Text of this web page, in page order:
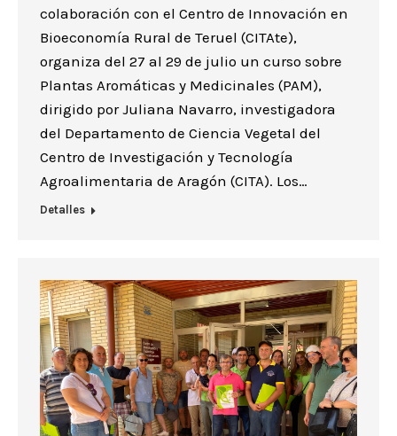
colaboración con el Centro de Innovación en
Bioeconomía Rural de Teruel (CITAte),
organiza del 27 al 29 de julio un curso sobre
Plantas Aromáticas y Medicinales (PAM),
dirigido por Juliana Navarro, investigadora
del Departamento de Ciencia Vegetal del
Centro de Investigación y Tecnología
Agroalimentaria de Aragón (CITA). Los…
Detalles